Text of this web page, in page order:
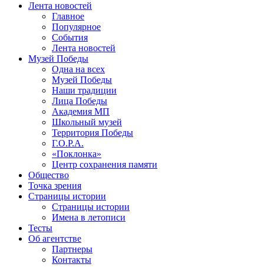
Лента новостей
Главное
Популярное
События
Лента новостей
Музей Победы
Одна на всех
Музей Победы
Наши традиции
Лица Победы
Академия МП
Школьный музей
Территория Победы
Г.О.Р.А.
«Поклонка»
Центр сохранения памяти
Общество
Точка зрения
Страницы истории
Страницы истории
Имена в летописи
Тесты
Об агентстве
Партнеры
Контакты